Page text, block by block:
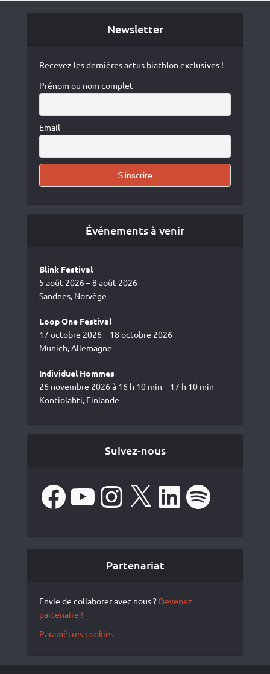
Newsletter
Recevez les dernières actus biathlon exclusives !
Prénom ou nom complet
Email
Événements à venir
Blink Festival
5 août 2026 – 8 août 2026
Sandnes, Norvège
Loop One Festival
17 octobre 2026 – 18 octobre 2026
Munich, Allemagne
Individuel Hommes
26 novembre 2026 à 16 h 10 min – 17 h 10 min
Kontiolahti, Finlande
Suivez-nous
Facebook Instagram LinkedIn Spotify
Partenariat
Envie de collaborer avec nous ? Devenez
partenaire !
Paramètres cookies